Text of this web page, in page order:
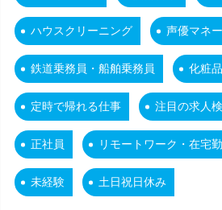
ハウスクリーニング 声優マネ
鉄道乗務員・船舶乗務員 化粧品
定時で帰れる仕事 注目の求人
正社員 リモートワーク・在宅
未経験 土日祝日休み